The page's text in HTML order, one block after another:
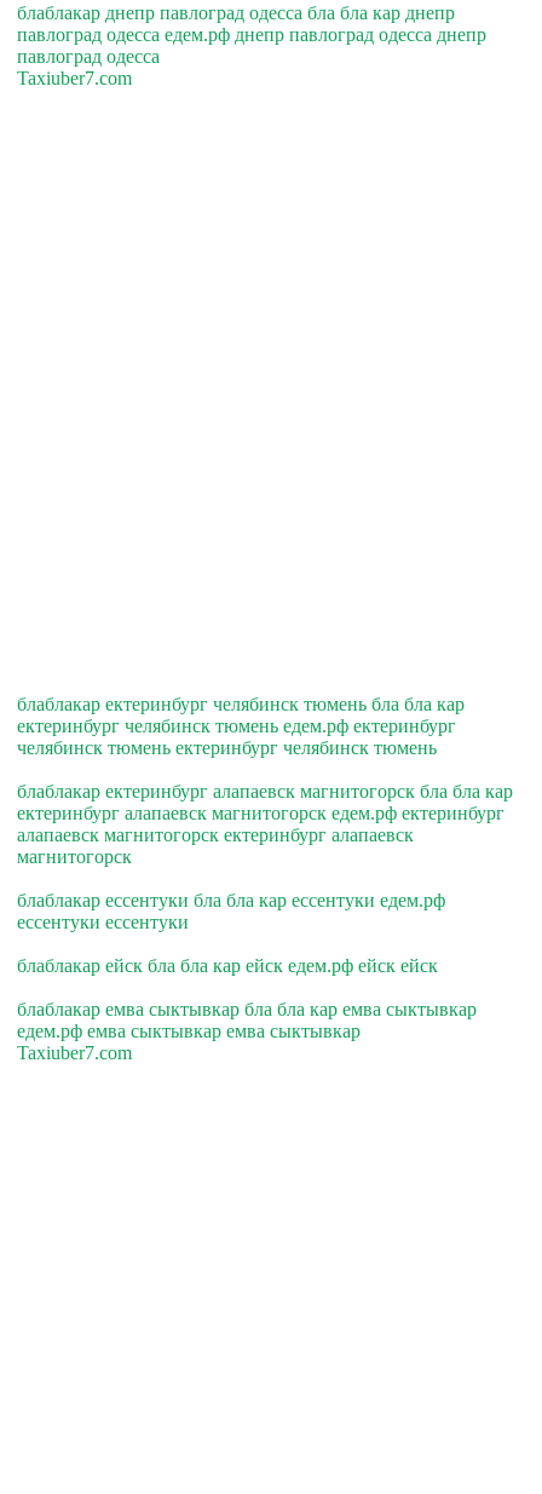
блаблакар днепр павлоград одесса бла бла кар днепр
павлоград одесса едем.рф днепр павлоград одесса днепр
павлоград одесса
Taxiuber7.com
блаблакар ектеринбург челябинск тюмень бла бла кар
ектеринбург челябинск тюмень едем.рф ектеринбург
челябинск тюмень ектеринбург челябинск тюмень
блаблакар ектеринбург алапаевск магнитогорск бла бла кар
ектеринбург алапаевск магнитогорск едем.рф ектеринбург
алапаевск магнитогорск ектеринбург алапаевск
магнитогорск
блаблакар ессентуки бла бла кар ессентуки едем.рф
ессентуки ессентуки
блаблакар ейск бла бла кар ейск едем.рф ейск ейск
блаблакар емва сыктывкар бла бла кар емва сыктывкар
едем.рф емва сыктывкар емва сыктывкар
Taxiuber7.com